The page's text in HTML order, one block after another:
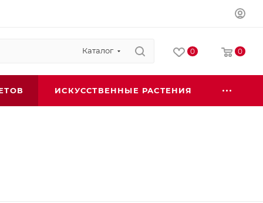
Каталог 0 0
ИСКУССТВЕННЫЕ РАСТЕНИЯ